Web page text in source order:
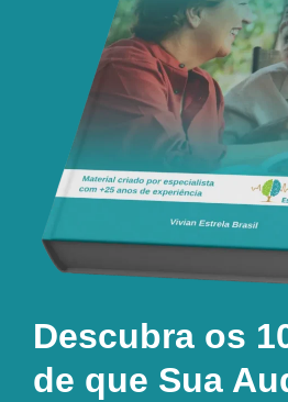
Descubra os
de que Sua